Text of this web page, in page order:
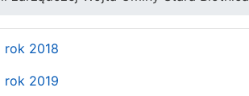
rok 2018
rok 2019